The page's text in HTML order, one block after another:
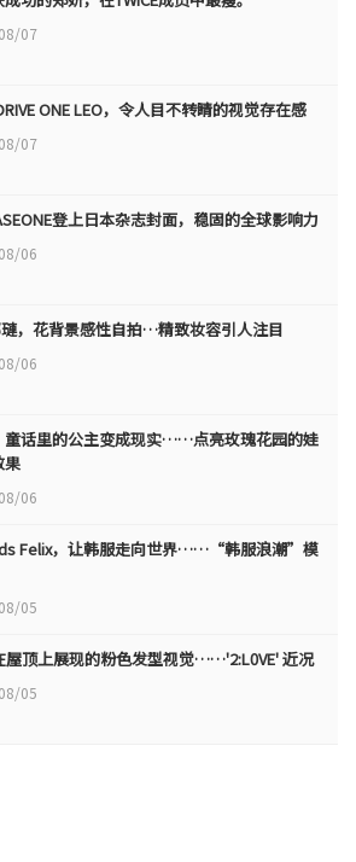
07
ONE LEO，令人目不转睛的视觉存在感
07
登上日本杂志封面，稳固的全球影响力
06
璉，花背景感性自拍…精致妆容引人注目
06
童话里的公主变成现实……点亮玫瑰花园的娃
果
06
Felix，让韩服走向世界……“韩服浪潮”模
05
屋顶上展现的粉色发型视觉……'2:L0VE' 近况
05